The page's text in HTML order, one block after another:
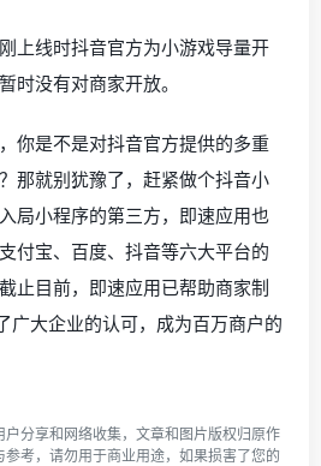
上线时抖音官方为小游戏导量开
时没有对商家开放。
你是不是对抖音官方提供的多重
那就别犹豫了，赶紧做个抖音小
局小程序的第三方，即速应用也
付宝、百度、抖音等六大平台的
止目前，即速应用已帮助商家制
广大企业的认可，成为百万商户的
分享和网络收集，文章和图片版权归原作
考，请勿用于商业用途，如果损害了您的